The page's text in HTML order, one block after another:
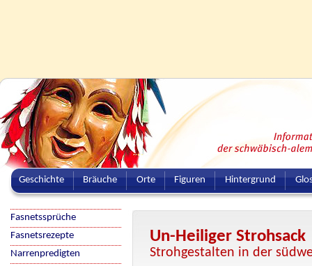
Geschichte Bräuche Orte Figuren Hintergrund
Un-Heiliger Strohsack
Strohgestalten in der
Fasnetssprüche
Fasnetsrezepte
Narrenpredigten